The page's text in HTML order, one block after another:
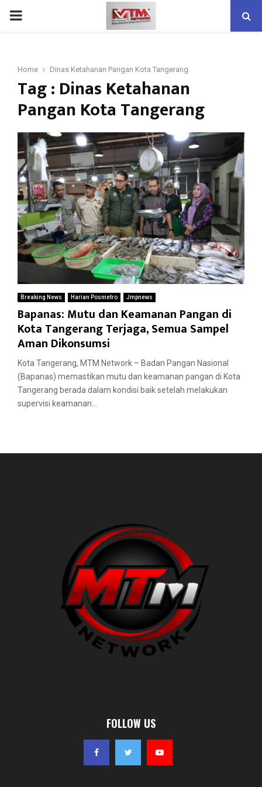
PRIMARY
Home Dinas Ketahanan Pangan Kota Tangerang
Tag : Dinas Ketahanan
Pangan Kota Tangerang
Breaking News Harian Posmetro Jmpnews
Bapanas: Mutu dan Keamanan Pangan di
Kota Tangerang Terjaga, Semua Sampel
Aman Dikonsumsi
Kota Tangerang, MTM Network – Badan Pangan Nasional
(Bapanas) memastikan mutu dan keamanan pangan di Kota
Tangerang berada dalam kondisi baik setelah melakukan
supervisi keamanan...
FOLLOW US